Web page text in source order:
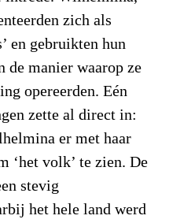
zich als
en gebruikten hun
manier waarop ze
opereerden. Eén
zette al direct in:
er met haar
‘het volk’ te zien. De
stevig
het hele land werd